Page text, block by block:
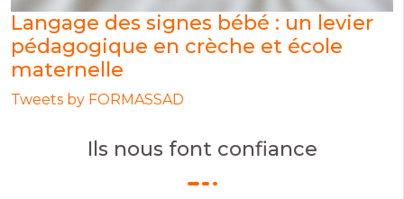
Langage des signes bébé : un levier
pédagogique en crèche et école
maternelle
Tweets by FORMASSAD
Ils nous font confiance